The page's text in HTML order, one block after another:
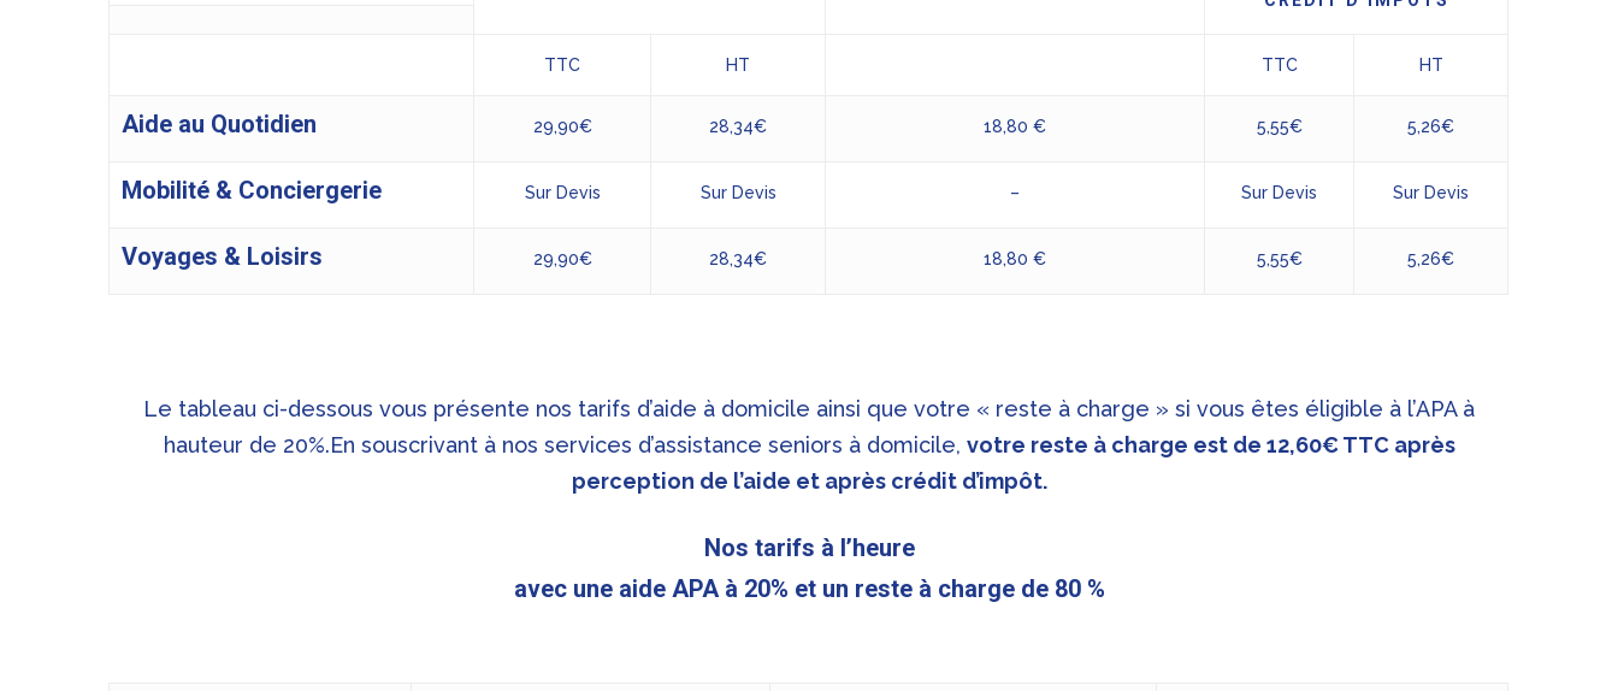
TTC HT TTC HT
Aide au Quotidien 29,90€ 28,34€ 18,80 € 5,55€ 5,26€
Mobilité & Conciergerie Sur Devis Sur Devis – Sur Devis Sur Devis
Voyages & Loisirs 29,90€ 28,34€ 18,80 € 5,55€ 5,26€
Le tableau ci-dessous vous présente nos tarifs d’aide à domicile ainsi que votre « reste à charge » si vous êtes éligible à l’APA à
hauteur de 20%.En souscrivant à nos services d’assistance seniors à domicile, votre reste à charge est de 12,60€ TTC après
perception de l’aide et après crédit d’impôt.
Nos tarifs à l’heure
avec une aide APA à 20% et un reste à charge de 80 %